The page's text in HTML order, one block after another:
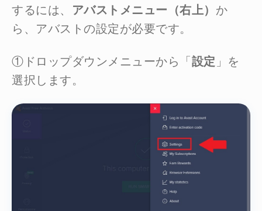
するには、 アバストメニュー（右上） か
ら、アバストの設定が必要です。
①ドロップダウンメニューから「設定 」を
選択します。